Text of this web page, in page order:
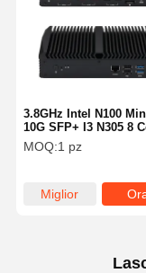
3.8GHz Intel N100
10G SFP+ I3 N305 8
Dual 2.5G Networking
MOQ:1 pz
Miglior